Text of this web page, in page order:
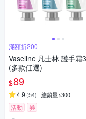
滿額折200
Vaseline 凡士林 護手霜
(多款任選)
$89
4.9 (54) 總銷量>300
活動 券